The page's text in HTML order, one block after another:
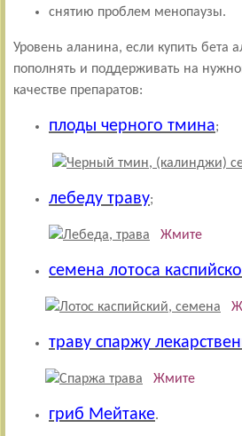
снятию проблем менопаузы.
Уровень аланина, если купить бета
пополнять и поддерживать на
качестве препаратов:
плоды черного тмина;
лебеду траву;
Жмите
семена лотоса
траву спаржу
Жмите
гриб Мейтаке.